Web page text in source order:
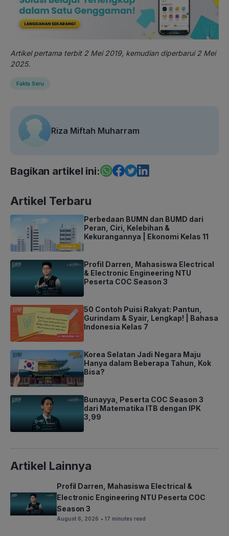
Artikel pertama terbit 2 Mei 2019, kemudian diperbarui 2 Mei
2025.
Fakta Seru
Riza Miftah Muharram
Bagikan artikel ini:
Artikel Terbaru
Perbedaan BUMN dan BUMD dari
Peran, Ciri, Kelebihan &
Kekurangannya | Ekonomi Kelas 11
Profil Darren, Mahasiswa Electrical
& Electronic Engineering NTU
Peserta COC Season 3
50 Contoh Puisi Rakyat: Pantun,
Gurindam & Syair, Lengkap! | Bahasa
Indonesia Kelas 7
Korea Selatan Jadi Negara Maju
Hanya dalam Beberapa Tahun, Kok
Bisa?
Bunayya, Peserta COC Season 3
dari Matematika ITB dengan IPK
3,99
Artikel Lainnya
Profil Darren, Mahasiswa Electrical &
Electronic Engineering NTU Peserta COC
Season 3
August 6, 2026 • 17 minutes read